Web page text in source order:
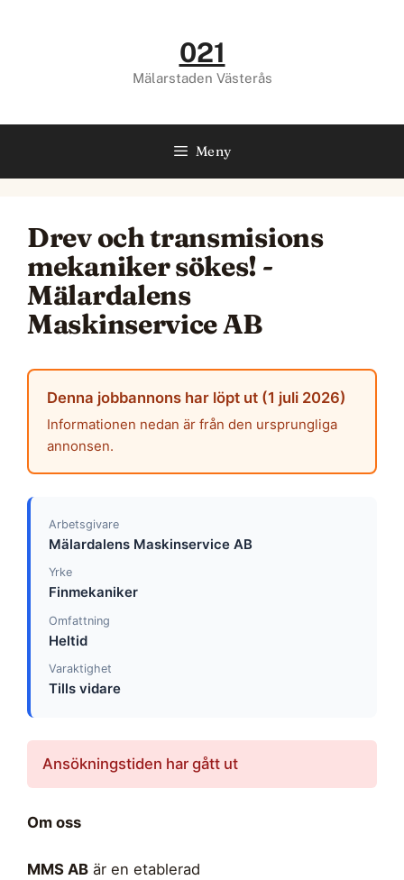
021
Mälarstaden Västerås
Meny
Drev och transmisions
mekaniker sökes! -
Mälardalens
Maskinservice AB
Denna jobbannons har löpt ut (1 juli 2026)
Informationen nedan är från den ursprungliga
annonsen.
Arbetsgivare
Mälardalens Maskinservice AB
Yrke
Finmekaniker
Omfattning
Heltid
Varaktighet
Tills vidare
Ansökningstiden har gått ut
Om oss
MMS AB är en etablerad